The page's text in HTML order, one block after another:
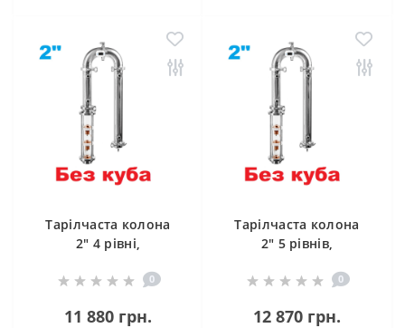
Тарілчаста колона
2" 4 рівні,
холодильник0
11 880 грн.
Тарілчаста колона
2" 5 рівнів,
холодильник0
12 870 грн.